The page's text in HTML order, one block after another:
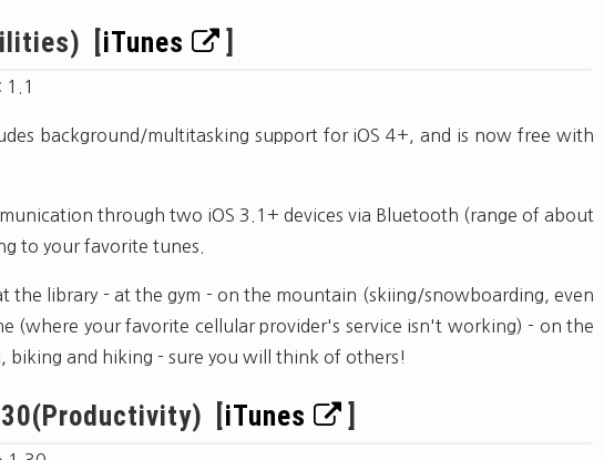
[ iTunes
1.1
background/multitasking support for iOS 4+, and is now free with
through two iOS 3.1+ devices via Bluetooth (range of about
to your favorite tunes.
the library - at the gym - on the mountain (skiing/snowboarding, even
(where your favorite cellular provider's service isn't working) - on the
biking and hiking - sure you will think of others!
[ iTunes